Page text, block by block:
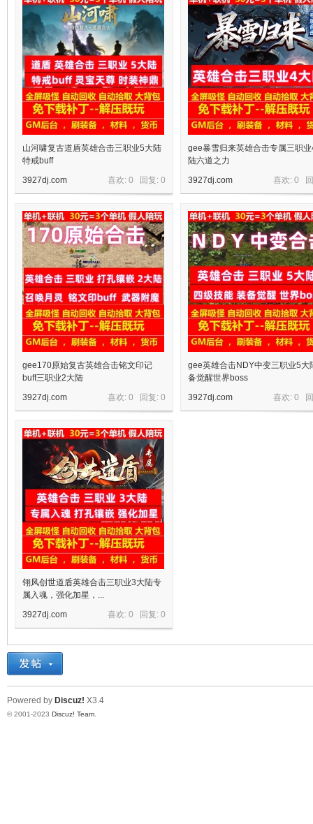
山河啸复古道盾英雄合击三职业5大陆
特戒buff
喜欢: 0 回复: 0
3927dj.com
gee暴雪归来英雄合击专属三职
陆六道之力
喜欢: 0
3927dj.com
gee170原始复古英雄合击铭文印记
buff三职业2大陆
喜欢: 0 回复: 0
3927dj.com
gee英雄合击NDY中变三职业5大
备觉醒世界boss
喜欢: 0
3927dj.com
翎风创世道盾英雄合击三职业3大陆专
属入魂，强化加星，...
喜欢: 0 回复: 0
3927dj.com
Powered by Discuz! X3.4
© 2001-2023 Discuz! Team.